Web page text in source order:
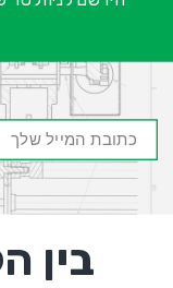
בין